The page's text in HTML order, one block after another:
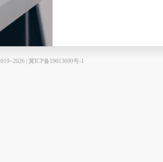
| 冀ICP备19013699号-1